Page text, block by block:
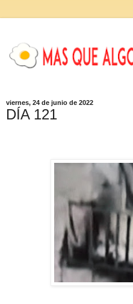
viernes, 24 de junio de 2022
DÍA 121